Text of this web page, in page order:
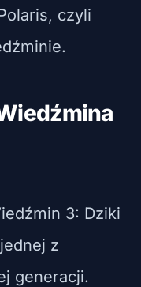
czyli
3: Dziki
z
generacji.